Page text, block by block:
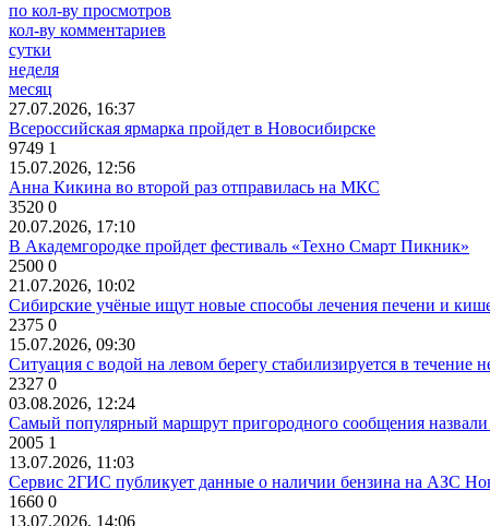
по кол-ву просмотров
кол-ву комментариев
сутки
неделя
месяц
27.07.2026, 16:37
Всероссийская ярмарка пройдет в Новосибирске
9749 1
15.07.2026, 12:56
Анна Кикина во второй раз отправилась на МКС
3520 0
20.07.2026, 17:10
В Академгородке пройдет фестиваль «Техно Смарт Пикник»
2500 0
21.07.2026, 10:02
Сибирские учёные ищут новые способы лечения печени и
2375 0
15.07.2026, 09:30
Ситуация с водой на левом берегу стабилизируется в течение
2327 0
03.08.2026, 12:24
Самый популярный маршрут пригородного сообщения назвали
2005 1
13.07.2026, 11:03
Сервис 2ГИС публикует данные о наличии бензина на АЗС
1660 0
13.07.2026, 14:06